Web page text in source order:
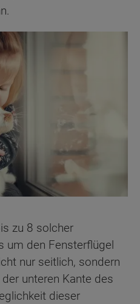
zu 8 solcher
um den Fensterflügel
nur seitlich, sondern
unteren Kante des
dieser